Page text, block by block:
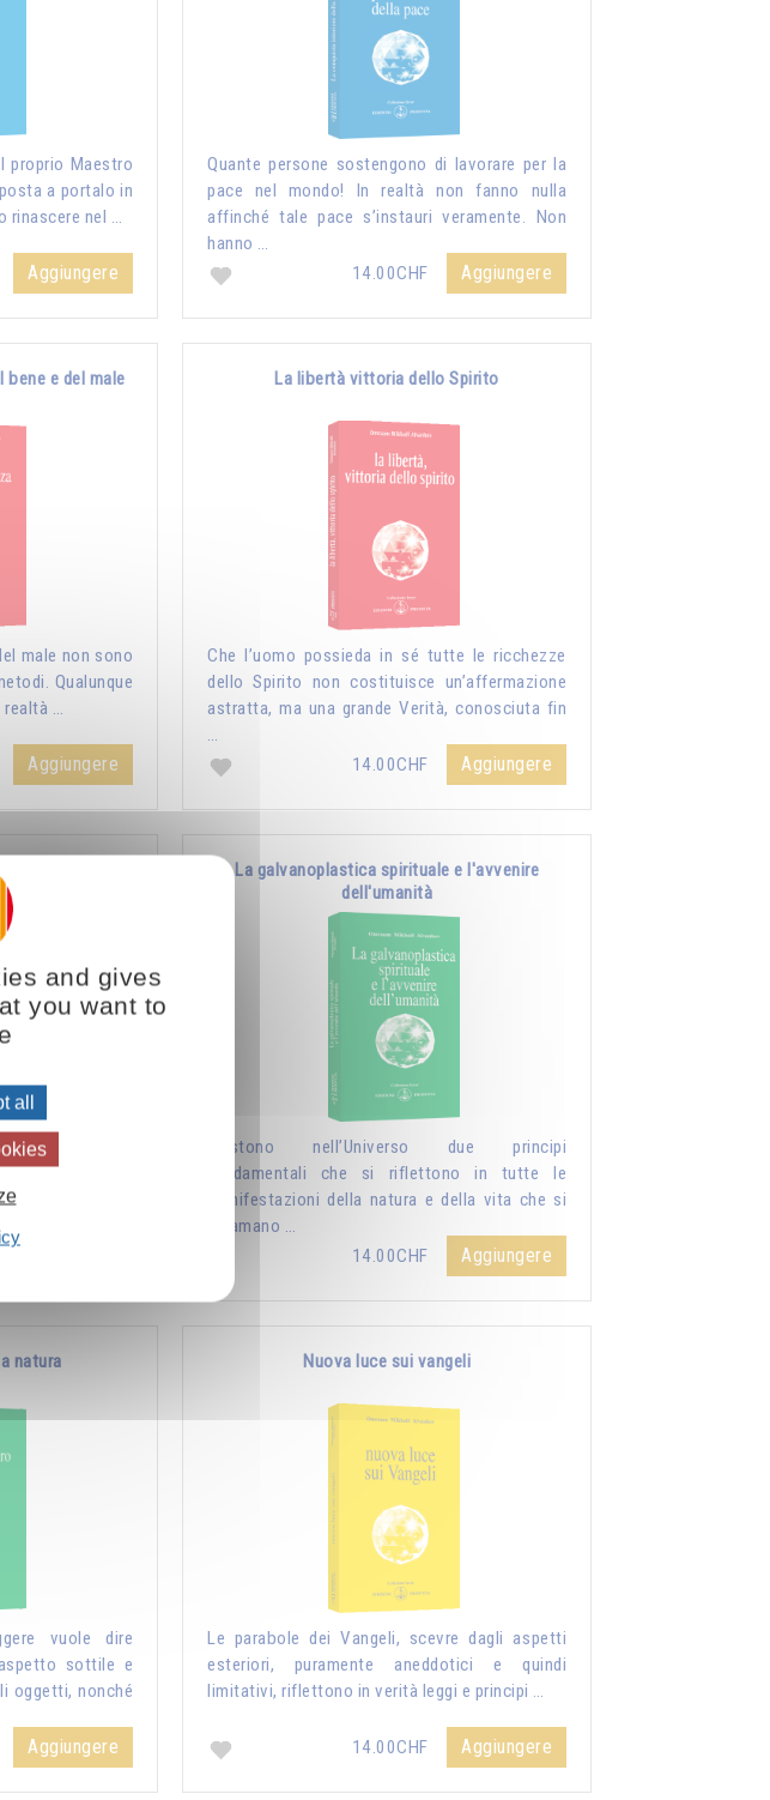
proprio Maestro
a portalo in
rinascere nel …
Aggiungere
Quante persone sostengono di lavorare per la
pace nel mondo! In realtà non fanno nulla
affinché tale pace s’instauri veramente. Non
hanno …
14.00CHF
Aggiungere
bene e del male
male non sono
Qualunque
realtà …
Aggiungere
La libertà vittoria dello Spirito
Che l’uomo possieda in sé tutte le ricchezze
dello Spirito non costituisce un’affermazione
astratta, ma una grande Verità, conosciuta fin
…
14.00CHF
Aggiungere
divina
ha
e quello
ed è …
La galvanoplastica spirituale e l'avvenire
dell'umanità
Esistono nell’Universo due principi
fondamentali che si riflettono in tutte le
manifestazioni della natura e della vita che si
chiamano …
14.00CHF
Aggiungere
natura
vuole dire
sottile e
oggetti, nonché
Aggiungere
Nuova luce sui vangeli
Le parabole dei Vangeli, scevre dagli aspetti
esteriori, puramente aneddotici e quindi
limitativi, riflettono in verità leggi e principi …
14.00CHF Aggiungere
and gives
you want to
all